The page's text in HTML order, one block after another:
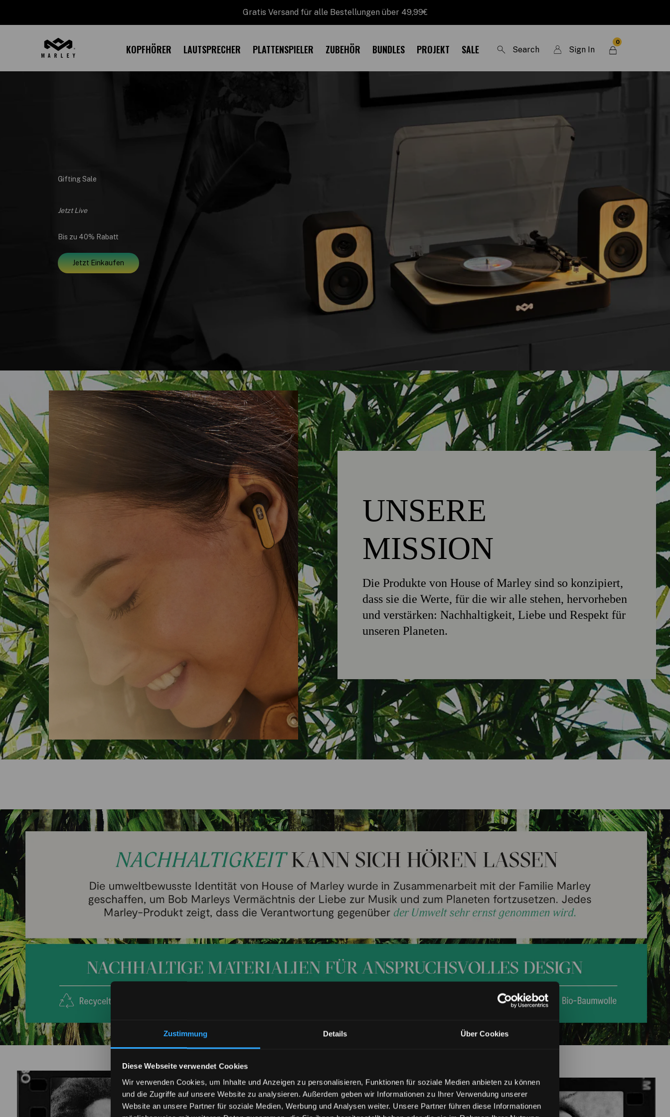
Zustimmung Details Über Cookies
Diese Webseite verwendet Cookies
Wir verwenden Cookies, um Inhalte und Anzeigen zu personalisieren, Funktionen für soziale Medien anbieten zu können
und die Zugriffe auf unsere Website zu analysieren. Außerdem geben wir Informationen zu Ihrer Verwendung unserer
Website an unsere Partner für soziale Medien, Werbung und Analysen weiter. Unsere Partner führen diese Informationen
Gratis Versand für alle Bestellungen über 49,99€
KOPFHÖRER LAUTSPRECHER PLATTENSPIELER ZUBEHÖR BUNDLES PROJEKT SALE Search Sign In
0
Gifting Sale
Jetzt Live
Bis zu 40% Rabatt
Jetzt Einkaufen
UNSERE
MISSION
Die Produkte von House of Marley sind so konzipiert,
dass sie die Werte, für die wir alle stehen, hervorheben
und verstärken: Nachhaltigkeit, Liebe und Respekt für
unseren Planeten.